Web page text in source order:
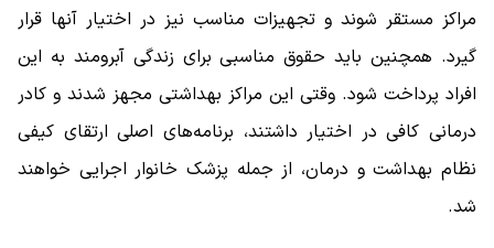
مراکز مستقر شوند و تجهیزات مناسب نیز در اختیار آنها قرار
گیرد. همچنین باید حقوق مناسبی برای زندگی آبرومند به این
افراد پرداخت شود. وقتی این مراکز بهداشتی مجهز شدند و کادر
درمانی کافی در اختیار داشتند، برنامه‌های اصلی ارتقای کیفی
نظام بهداشت و درمان، از جمله پزشک خانوار اجرایی خواهند
شد.